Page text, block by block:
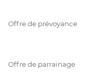
Offre de prévoyance
Offre de parrainage